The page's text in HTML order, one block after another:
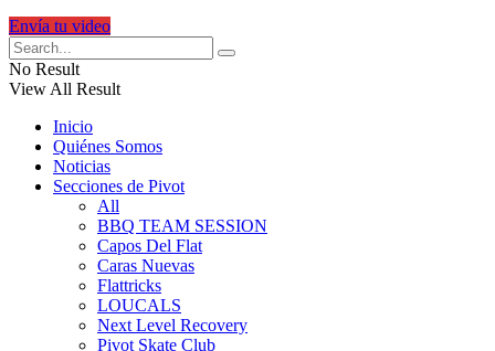
Envía tu video
No Result
View All Result
Inicio
Quiénes Somos
Noticias
Secciones de Pivot
All
BBQ TEAM SESSION
Capos Del Flat
Caras Nuevas
Flattricks
LOUCALS
Next Level Recovery
Pivot Skate Club